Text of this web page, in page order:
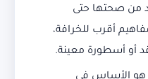
من صحتها حتى
أقرب للخرافة،
أو أسطورة معينة.